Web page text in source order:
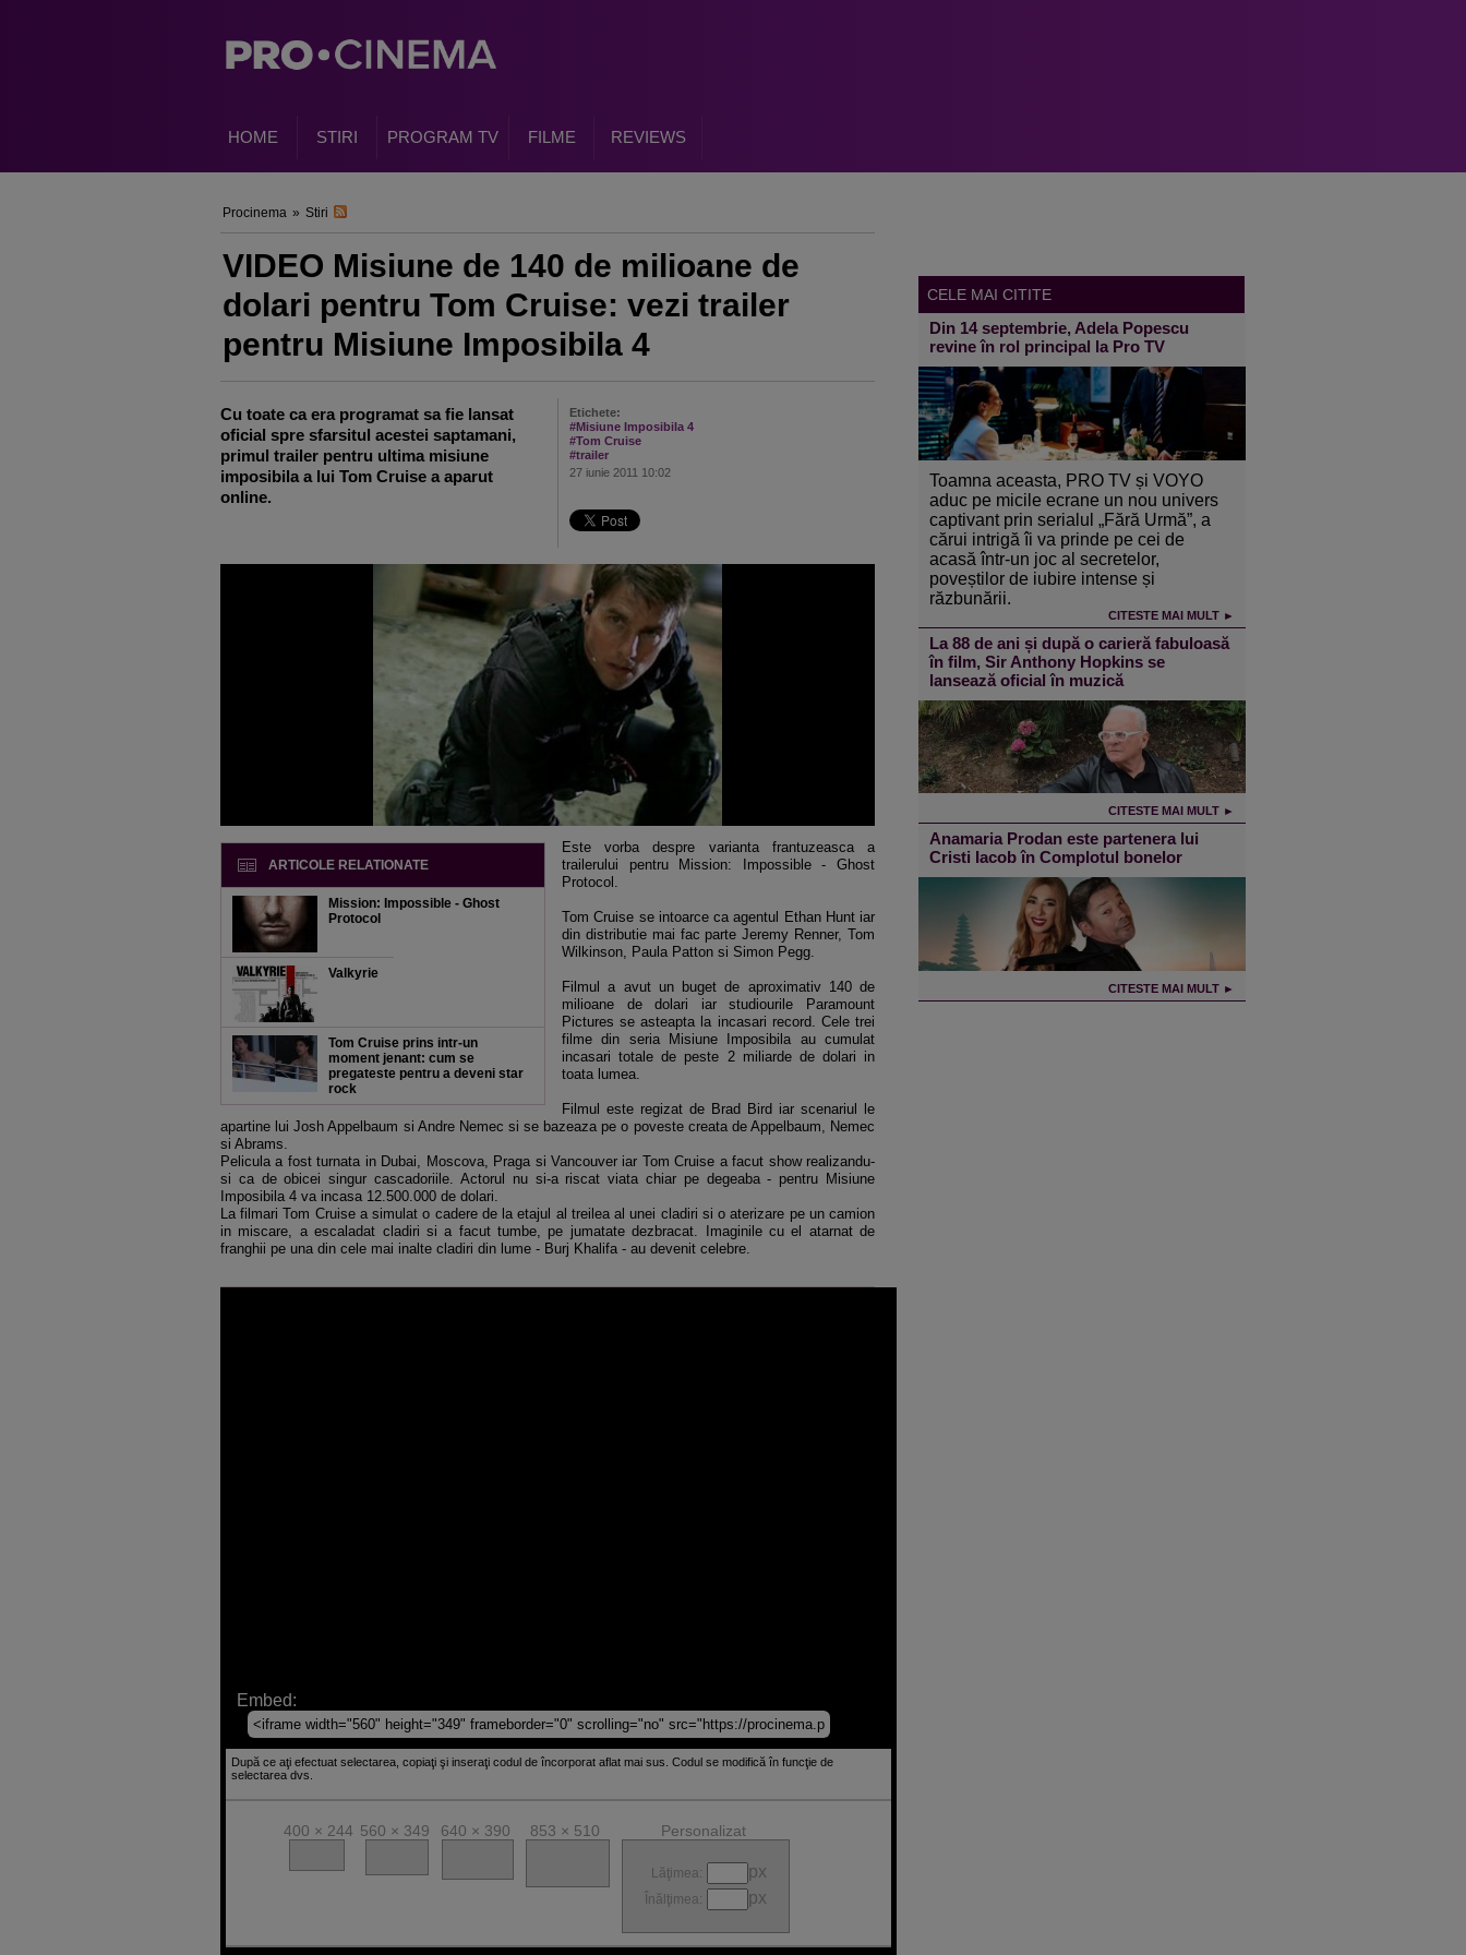
HOME STIRI PROGRAM TV FILME REVIEWS
Procinema » Stiri
VIDEO Misiune de 140 de milioane de
dolari pentru Tom Cruise: vezi trailer
pentru Misiune Imposibila 4
Etichete:
#Misiune Imposibila 4
#Tom Cruise
#trailer
27 iunie 2011 10:02
Cu toate ca era programat sa fie lansat
oficial spre sfarsitul acestei saptamani,
primul trailer pentru ultima misiune
imposibila a lui Tom Cruise a aparut
online.
ARTICOLE RELATIONATE
Mission: Impossible - Ghost
Protocol
Valkyrie
Tom Cruise prins intr-un
moment jenant: cum se
pregateste pentru a deveni star
rock
Este vorba despre varianta frantuzeasca a
trailerului pentru Mission: Impossible - Ghost
Protocol.
Tom Cruise se intoarce ca agentul Ethan Hunt iar
din distributie mai fac parte Jeremy Renner, Tom
Wilkinson, Paula Patton si Simon Pegg.
Filmul a avut un buget de aproximativ 140 de
milioane de dolari iar studiourile Paramount
Pictures se asteapta la incasari record. Cele trei
filme din seria Misiune Imposibila au cumulat
incasari totale de peste 2 miliarde de dolari in
toata lumea.
Filmul este regizat de Brad Bird iar scenariul le
apartine lui Josh Appelbaum si Andre Nemec si se bazeaza pe o poveste creata de Appelbaum, Nemec
si Abrams.
Pelicula a fost turnata in Dubai, Moscova, Praga si Vancouver iar Tom Cruise a facut show realizandu-
si ca de obicei singur cascadoriile. Actorul nu si-a riscat viata chiar pe degeaba - pentru Misiune
Imposibila 4 va incasa 12.500.000 de dolari.
La filmari Tom Cruise a simulat o cadere de la etajul al treilea al unei cladiri si o aterizare pe un camion
in miscare, a escaladat cladiri si a facut tumbe, pe jumatate dezbracat. Imaginile cu el atarnat de
franghii pe una din cele mai inalte cladiri din lume - Burj Khalifa - au devenit celebre.
Embed:
După ce aţi efectuat selectarea, copiaţi şi inseraţi codul de încorporat aflat mai sus. Codul se modifică în funcţie de
selectarea dvs.
400 × 244 560 × 349 640 × 390 853 × 510 Personalizat
Lăţimea: px
Înălţimea: px
CELE MAI CITITE
Din 14 septembrie, Adela Popescu
revine în rol principal la Pro TV
Toamna aceasta, PRO TV și VOYO
aduc pe micile ecrane un nou univers
captivant prin serialul „Fără Urmă”, a
cărui intrigă îi va prinde pe cei de
acasă într-un joc al secretelor,
poveștilor de iubire intense și
răzbunării.
CITESTE MAI MULT ►
La 88 de ani și după o carieră fabuloasă
în film, Sir Anthony Hopkins se
lansează oficial în muzică
CITESTE MAI MULT ►
Anamaria Prodan este partenera lui
Cristi Iacob în Complotul bonelor
CITESTE MAI MULT ►